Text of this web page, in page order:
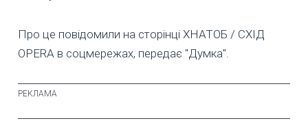
Про це повідомили на сторінці ХНАТОБ / СХІД
OPERA в соцмережах, передає "Думка".